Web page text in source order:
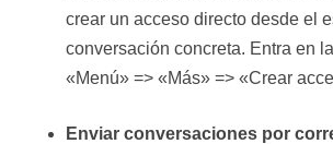
crear un acceso directo desde el
conversación concreta. Entra en
«Menú» => «Más» => «Crear
Enviar conversaciones por